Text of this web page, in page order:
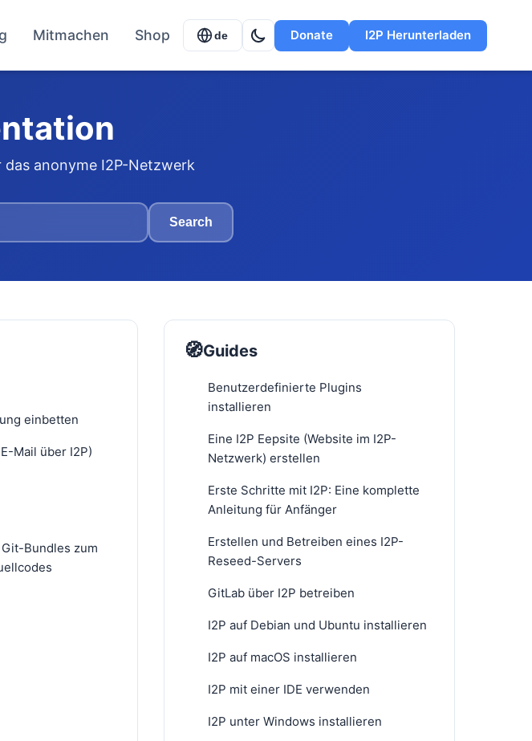
Mitmachen Shop de Donate I2P Herunterladen
anonyme I2P-Netzwerk
Search
einbetten
Mail über I2P)
Bundles zum
🧭Guides
Benutzerdefinierte Plugins
installieren
Eine I2P Eepsite (Website im I2P-
Netzwerk) erstellen
Erste Schritte mit I2P: Eine komplette
Anleitung für Anfänger
Erstellen und Betreiben eines I2P-
Reseed-Servers
GitLab über I2P betreiben
I2P auf Debian und Ubuntu installieren
I2P auf macOS installieren
I2P mit einer IDE verwenden
I2P unter Windows installieren